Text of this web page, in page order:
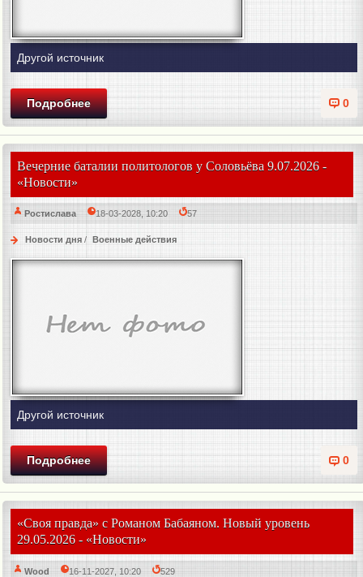
Другой источник
0
Подробнее
Вечерние баталии политологов у Соловьёва 9.07.2026 -
«Новости»
Ростислава 18-03-2028, 10:20 57
Новости дня / Военные действия
Другой источник
0
Подробнее
«Своя правда» с Романом Бабаяном. Новый уровень
29.05.2026 - «Новости»
Wood 16-11-2027, 10:20 529